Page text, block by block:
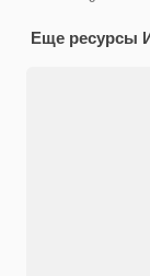
Еще ресурсы